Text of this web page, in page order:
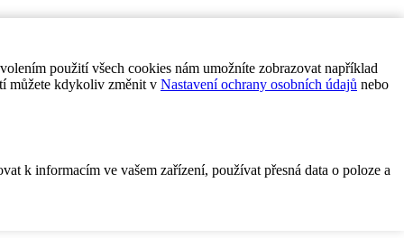
použití všech cookies nám umožníte zobrazovat například
můžete kdykoliv změnit v Nastavení ochrany osobních údajů nebo
k informacím ve vašem zařízení, používat přesná data o poloze a